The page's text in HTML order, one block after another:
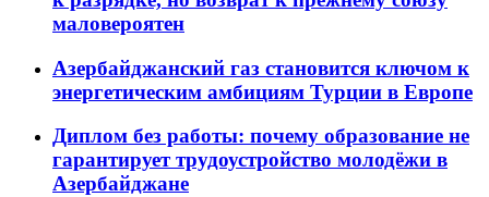
маловероятен
Азербайджанский газ становится ключом к
энергетическим амбициям Турции в Европе
Диплом без работы: почему образование не
гарантирует трудоустройство молодёжи в
Азербайджане